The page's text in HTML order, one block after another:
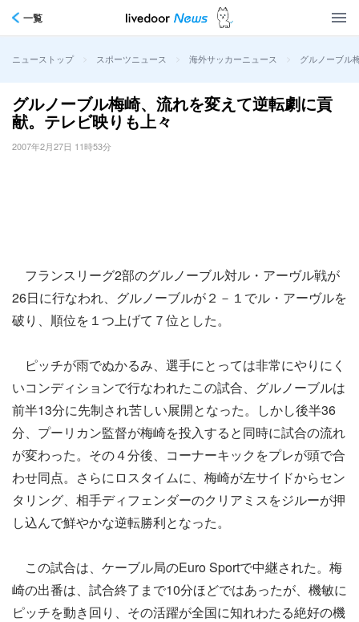
一覧
ニューストップ > スポーツニュース > 海外サッカーニュース > グルノーブル
グルノーブル梅崎、流れを変えて逆転劇に貢
献。テレビ映りも上々
2007年2月27日 11時53分
フランスリーグ2部のグルノーブル対ル・アーヴル戦が
26日に行なわれ、グルノーブルが２－１でル・アーヴルを
破り、順位を１つ上げて７位とした。
ピッチが雨でぬかるみ、選手にとっては非常にやりにく
いコンディションで行なわれたこの試合、グルノーブルは
前半13分に先制され苦しい展開となった。しかし後半36
分、プーリカン監督が梅崎を投入すると同時に試合の流れ
が変わった。その４分後、コーナーキックをプレが頭で合
わせ同点。さらにロスタイムに、梅崎が左サイドからセン
タリング、相手ディフェンダーのクリアミスをジルーが押
し込んで鮮やかな逆転勝利となった。
この試合は、ケーブル局のEuro Sportで中継された。梅
崎の出番は、試合終了まで10分ほどではあったが、機敏に
ピッチを動き回り、その活躍が全国に知れわたる絶好の機